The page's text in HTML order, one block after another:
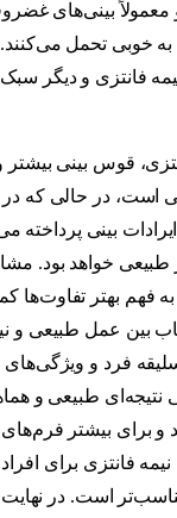
بینی‌های
به خوبی تحمل
فانتزی و دیگر
قوس بینی بیشتر و
است، در حالی که
ایرادات بینی پرداخته
طبیعی خواهد بود.
فهم بهتر تفاوت‌ها
بین عمل طبیعی و
فرد و
نتیجه‌ای طبیعی و
و برای بیشتر
فانتزی برای
است. در نهایت،